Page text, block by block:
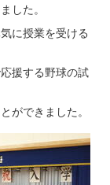
した。
に授業を受ける
援する野球の試
ができました。